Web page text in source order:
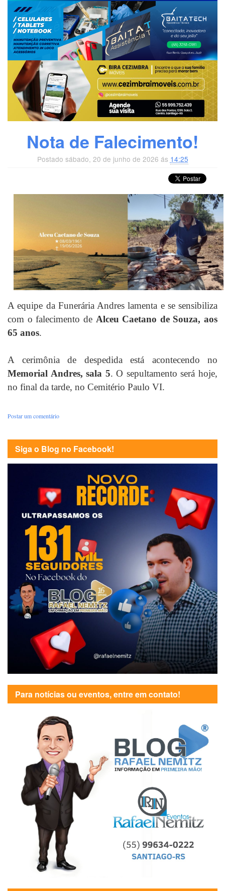
Nota de Falecimento!
Postado sábado, 20 de junho de 2026 ás 14:25
A equipe da Funerária Andres lamenta e se sensibiliza
com o falecimento de Alceu Caetano de Souza, aos
65 anos.
A cerimônia de despedida está acontecendo no
Memorial Andres, sala 5. O sepultamento será hoje,
no final da tarde, no Cemitério Paulo VI.
Postar um comentário
Siga o Blog no Facebook!
Para notícias ou eventos, entre em contato!